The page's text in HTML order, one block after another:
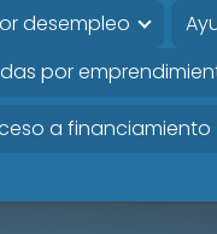
desempleo
por
a financiamiento